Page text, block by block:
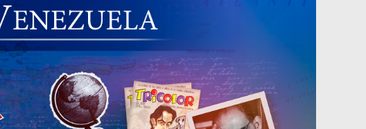
de marzo de 2006 N° 38.394